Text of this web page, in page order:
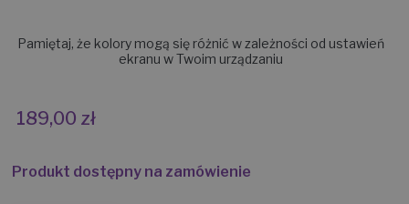
Pamiętaj, że kolory mogą się różnić w zależności od ustawień
ekranu w Twoim urządzaniu
189,00 zł
Produkt dostępny na zamówienie